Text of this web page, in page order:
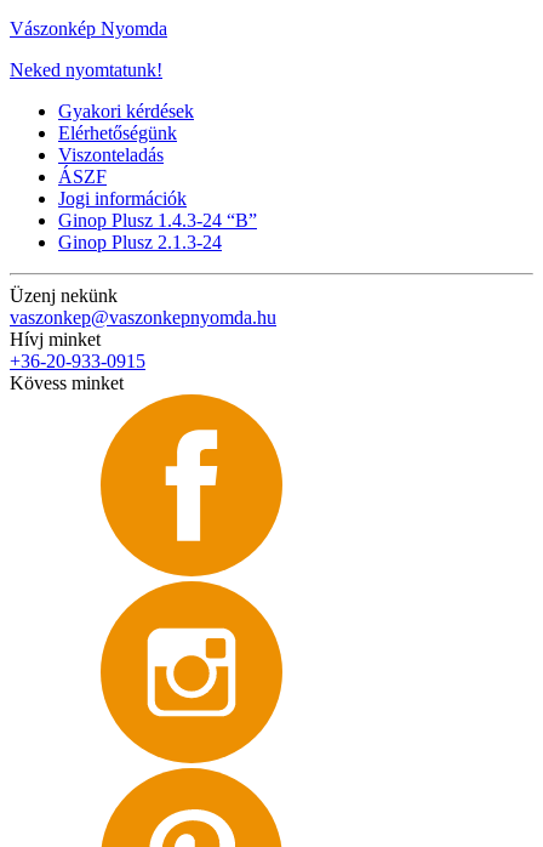
Vászonkép Nyomda
Neked nyomtatunk!
Gyakori kérdések
Elérhetőségünk
Viszonteladás
ÁSZF
Jogi információk
Ginop Plusz 1.4.3-24 “B”
Ginop Plusz 2.1.3-24
Üzenj nekünk
vaszonkep@vaszonkepnyomda.hu
Hívj minket
+36-20-933-0915
Kövess minket